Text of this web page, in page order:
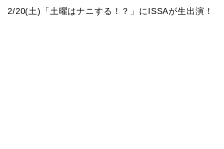
2/20(土)「土曜はナニする！？」にISSAが生出演！